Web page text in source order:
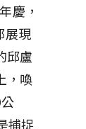
慶，
展現
邱盧
，喚
捕捉